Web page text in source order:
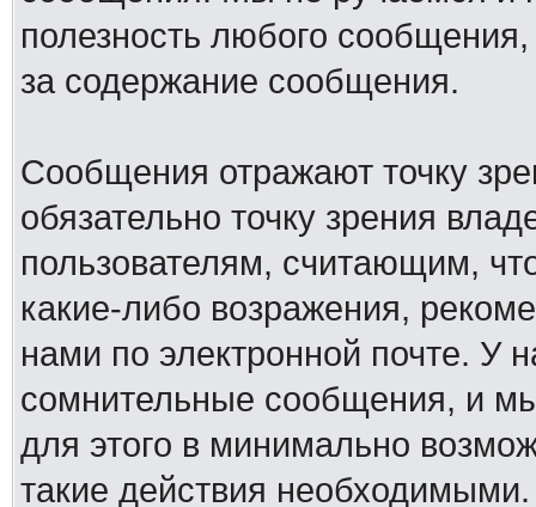
полезность любого
за содержание сообщения.
Сообщения отражают точку
обязательно точку зрения
пользователям, считающим,
какие-либо возражения,
нами по электронной почте. У
сомнительные сообщения, и
для этого в минимально
такие действия необходимыми.